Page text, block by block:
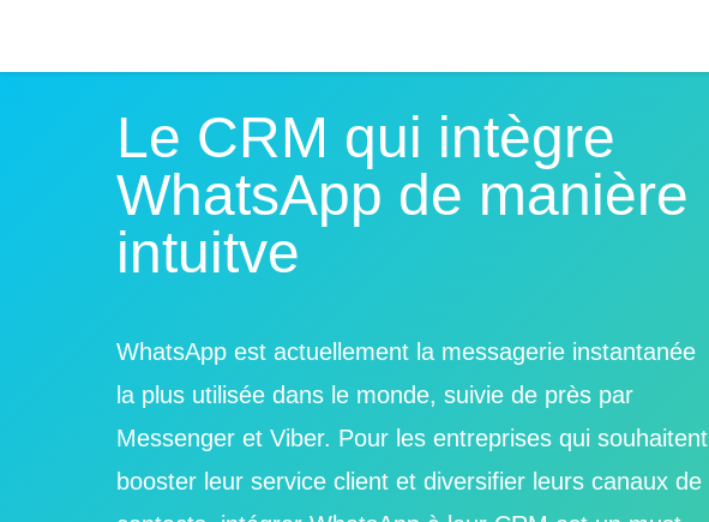
Le CRM qui intègre
WhatsApp de manière
intuitve
WhatsApp est actuellement la messagerie instantanée
la plus utilisée dans le monde, suivie de près par
Messenger et Viber. Pour les entreprises qui souhaitent
booster leur service client et diversifier leurs canaux de